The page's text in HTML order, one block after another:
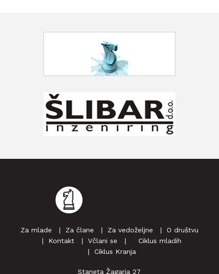
Za mlade Za člane Za vedoželjne
O društvu
Kontakt
Včlani se
‎ ‎‎ ‎ Ciklus mladih
Ciklus Kranja
Staneta Žagarja 27